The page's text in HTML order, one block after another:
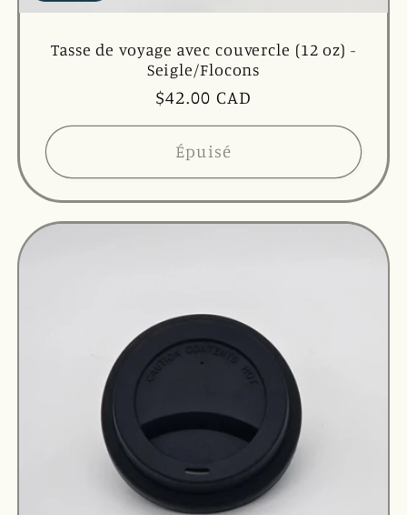
Tasse de voyage avec couvercle (12 oz) -
Seigle/Flocons
Prix
habituel
$42.00 CAD
Épuisé